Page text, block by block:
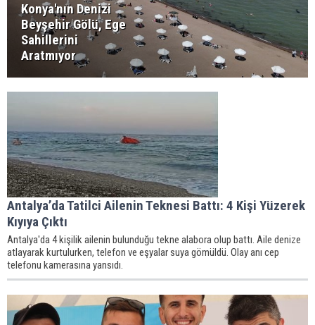
Konya'nın Denizi
Beyşehir Gölü, Ege
Sahillerini
Aratmıyor
Antalya’da Tatilci Ailenin Teknesi Battı: 4 Kişi Yüzerek
Kıyıya Çıktı
Antalya'da 4 kişilik ailenin bulunduğu tekne alabora olup battı. Aile denize
atlayarak kurtulurken, telefon ve eşyalar suya gömüldü. Olay anı cep
telefonu kamerasına yansıdı.